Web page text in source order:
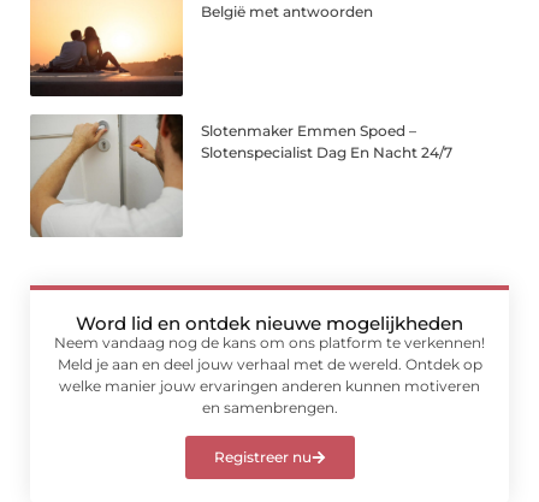
België met antwoorden
Slotenmaker Emmen Spoed –
Slotenspecialist Dag En Nacht 24/7
Word lid en ontdek nieuwe mogelijkheden
Neem vandaag nog de kans om ons platform te verkennen!
Meld je aan en deel jouw verhaal met de wereld. Ontdek op
welke manier jouw ervaringen anderen kunnen motiveren
en samenbrengen.
Registreer nu